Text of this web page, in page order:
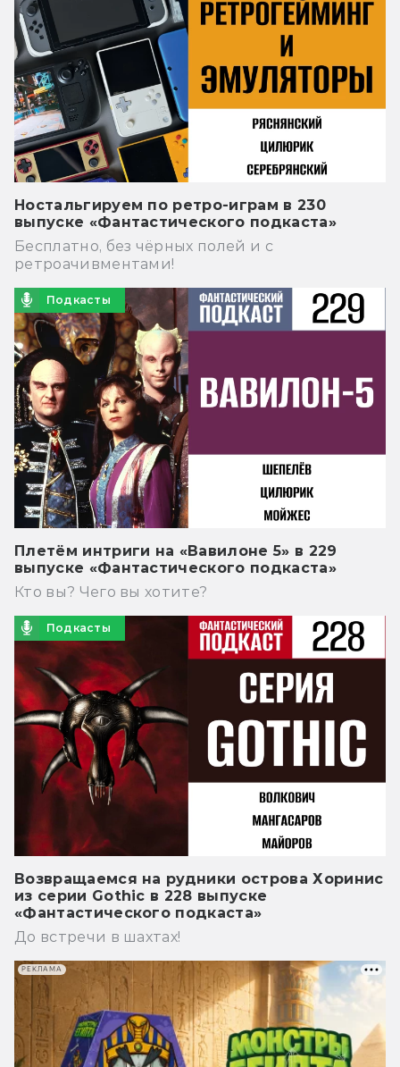
Ностальгируем по ретро-играм в 230
выпуске «Фантастического подкаста»
Бесплатно, без чёрных полей и с
ретроачивментами!
Подкасты
Плетём интриги на «Вавилоне 5» в 229
выпуске «Фантастического подкаста»
Кто вы? Чего вы хотите?
Подкасты
Возвращаемся на рудники острова Хоринис
из серии Gothic в 228 выпуске
«Фантастического подкаста»
До встречи в шахтах!
РЕКЛАМА